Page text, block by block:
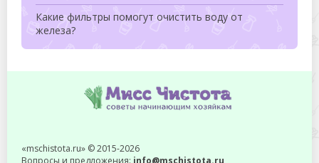
Какие фильтры помогут очистить воду от
железа?
«mschistota.ru» © 2015-2026
Вопросы и предложения: info@mschistota.ru